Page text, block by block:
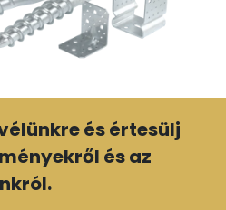
és értesülj
és az